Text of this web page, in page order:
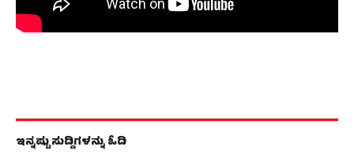
ಇನ್ನಷ್ಟು ಸುದ್ದಿಗಳನ್ನು ಓದಿ